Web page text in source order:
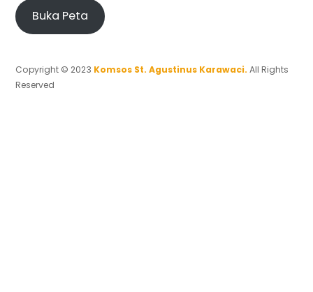
Buka Peta
Copyright © 2023 Komsos St. Agustinus Karawaci. All Rights
Reserved